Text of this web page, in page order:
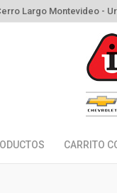
Largo Montevideo -
CARRITO